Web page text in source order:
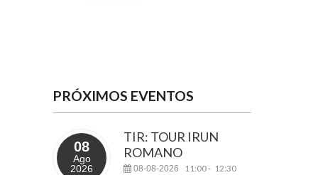
PRÓXIMOS EVENTOS
08
Ago
2026
TIR: TOUR IRUN
ROMANO
08-08-2026 11:00- 12:30